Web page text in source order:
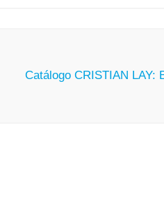
Catálogo CRISTIAN LAY: